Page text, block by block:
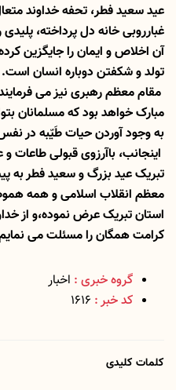
عید سعید فطر، تحفه خداوند
غبارروبی خانه دل پرداخته،
آن اخلاص و ایمان را جایگزین
تولد و شکفتن دوباره انسان است.
مقام معظم رهبری نیز می
مبارک خواهد بود که مسلمانان
به وجود آوردن حیات طَیّبه در
اینجانب، باآرزوی قبولی طاعات
تبریک عید بزرگ و سعید فطر به
معظم انقلاب اسلامی و همه
استان تبریک عرض نموده،و از
کرامت همگان را مسئلت می
گروه خبری : اخبار
کد خبر : 1616
کلمات کلیدی